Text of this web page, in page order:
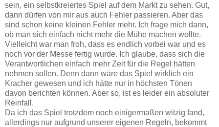
sein, ein selbstkreiertes Spiel auf dem Markt zu sehen. Gut,
dann dürfen von mir aus auch Fehler passieren. Aber das
sind schon keine kleinen Fehler mehr. Ich frage mich dann,
ob man sich einfach nicht mehr die Mühe machen wollte.
Vielleicht war man froh, dass es endlich vorbei war und es
noch vor der Messe fertig wurde. Ich glaube, dass sich die
Verantwortlichen einfach mehr Zeit für die Regel hätten
nehmen sollen. Denn dann wäre das Spiel wirklich ein
Kracher gewesen und ich hätte nur in höchsten Tönen
davon berichten können. Aber so, ist es leider ein absoluter
Reinfall.
Da ich das Spiel trotzdem noch einigermaßen witzig fand,
allerdings nur aufgrund unserer eigenen Regeln, bekommt